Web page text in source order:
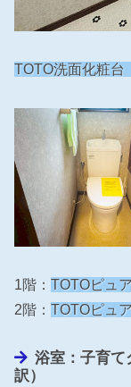
TOTO洗面化粧
1階： TOTOピュ
2階： TOTOピュ
浴室：子育て
訳）